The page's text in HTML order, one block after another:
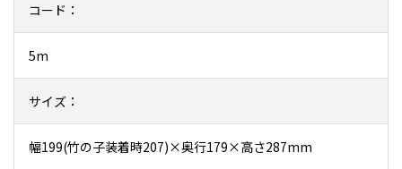
コード：
5m
サイズ：
幅199(竹の子装着時207)×奥行179×高さ287mm